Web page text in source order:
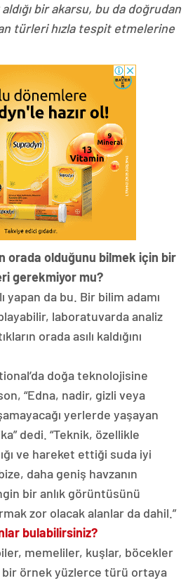
bir akarsu, bu da doğrudan
türleri hızla tespit etmelerine
orada olduğunu bilmek için bir
gerekmiyor mu?
yapan da bu. Bir bilim adamı
laboratuvarda analiz
orada asılı kaldığını
doğa teknolojisine
“Edna, nadir, gizli veya
yerlerde yaşayan
dedi. “Teknik, özellikle
ve hareket ettiği suda iyi
daha geniş havzanın
bir anlık görüntüsünü
zor olacak alanlar da dahil.”
bulabilirsiniz?
memeliler, kuşlar, böcekler
bir örnek yüzlerce türü ortaya